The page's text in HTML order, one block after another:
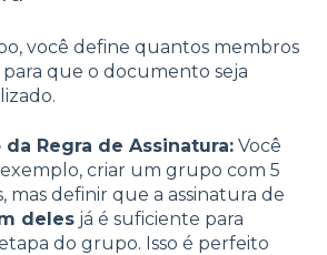
você define quantos membros
para que o documento seja
Regra de Assinatura: Você
criar um grupo com 5
mas definir que a assinatura de
deles já é suficiente para
do grupo. Isso é perfeito